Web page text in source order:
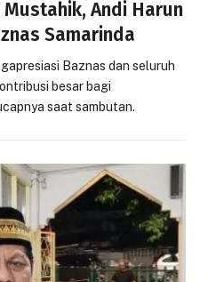
Andi Harun
Samarinda
Baznas dan seluruh
besar bagi
saat sambutan.